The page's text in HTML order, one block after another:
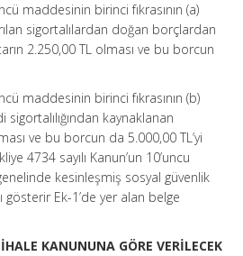
maddesinin birinci fıkrasının (a)
sigortalılardan doğan borçlardan
2.250,00 TL olması ve bu borcun
maddesinin birinci fıkrasının (b)
kaynaklanan
ve bu borcun da 5.000,00 TL’yi
4734 sayılı Kanun’un 10’uncu
kesinleşmiş sosyal güvenlik
gösterir Ek-1’de yer alan belge
KANUNUNA GÖRE VERİLECEK